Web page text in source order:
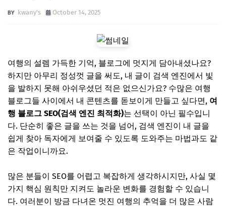
kwany's October 14, 2025
여행의 설렘 가득한 기억, 블로그에 멋지게 담아내셨나요?
하지만 아무리 정성껏 글을 써도, 내 글이 검색 엔진에서 빛
을 발하지 못해 아쉬우셨던 적은 없으신가요? 수많은 여행
블로그들 사이에서 내 콘텐츠를 돋보이게 만들고 싶다면, 여
행 블로그 SEO(검색 엔진 최적화)는 선택이 아닌 필수입니
다. 단순히 좋은 글을 쓰는 것을 넘어, 검색 엔진이 내 글을
쉽게 찾아 독자에게 보여줄 수 있도록 도와주는 마법과도 같
은 작업이니까요.
많은 분들이 SEO를 어렵고 복잡하게 생각하시지만, 사실 몇
가지 핵심 원칙만 지켜도 놀라운 변화를 경험할 수 있습니
다. 여러분이 방금 다녀온 멋진 여행의 추억을 더 많은 사람